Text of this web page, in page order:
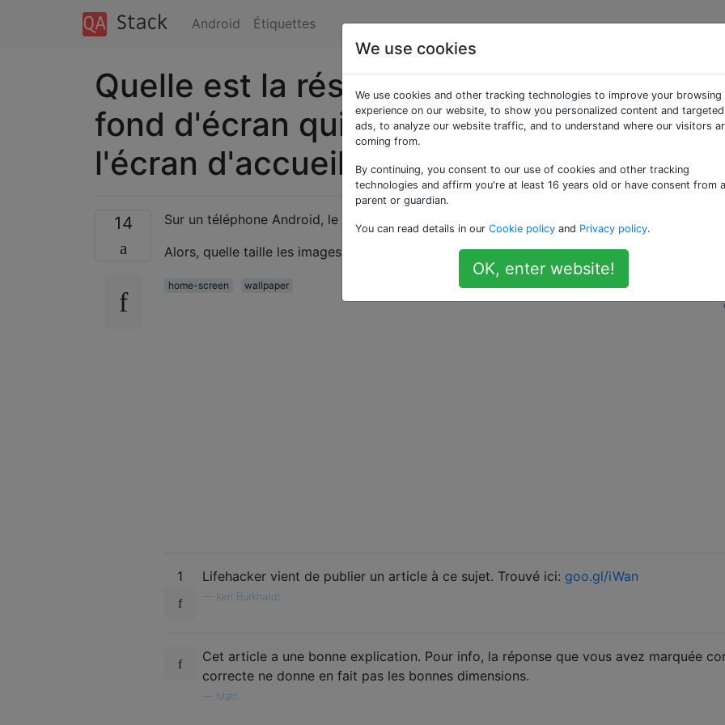
Android Étiquettes
Quelle est la résolution par défaut d'un
fond d'écran qui correspond
l'écran d'accueil d'un téléphone Android?
14
Sur un téléphone Android, le fond d'écran s'étend sur tous les écrans d'accueil.
Alors, quelle taille les images devraient-elles convenir comme fonds d'écran personnalisés?
home-screen wallpaper
Ken
1 Lifehacker vient de publier un article à ce sujet. Trouvé ici: goo.gl/iWan
Ken Burkhardt
Cet article a une bonne explication. Pour info, la réponse que vous avez marquée
correcte ne donne en fait pas les bonnes dimensions.
Matt
We use cookies
We use cookies and other tracking technologies to improve your browsing
experience on our website, to show you personalized content and targeted
ads, to analyze our website traffic, and to understand where our visitors
coming from.
By continuing, you consent to our use of cookies and other tracking
technologies and affirm you're at least 16 years old or have consent from a
parent or guardian.
You can read details in our Cookie policy and Privacy policy.
OK, enter website!